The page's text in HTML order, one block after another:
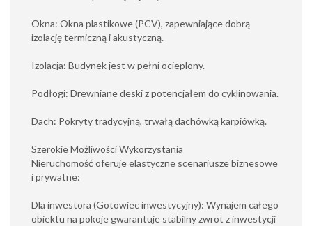
Okna: Okna plastikowe (PCV), zapewniające dobrą
izolację termiczną i akustyczną.
Izolacja: Budynek jest w pełni ocieplony.
Podłogi: Drewniane deski z potencjałem do cyklinowania.
Dach: Pokryty tradycyjną, trwałą dachówką karpiówką.
Szerokie Możliwości Wykorzystania
Nieruchomość oferuje elastyczne scenariusze biznesowe
i prywatne:
Dla inwestora (Gotowiec inwestycyjny): Wynajem całego
obiektu na pokoje gwarantuje stabilny zwrot z inwestycji